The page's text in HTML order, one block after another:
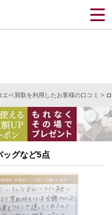
エベ買取を利用したお客様の口コミ >
ッグなど5点